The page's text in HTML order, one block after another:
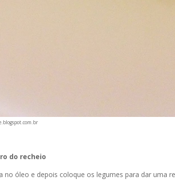
do recheio
no óleo e depois coloque os legumes para dar uma